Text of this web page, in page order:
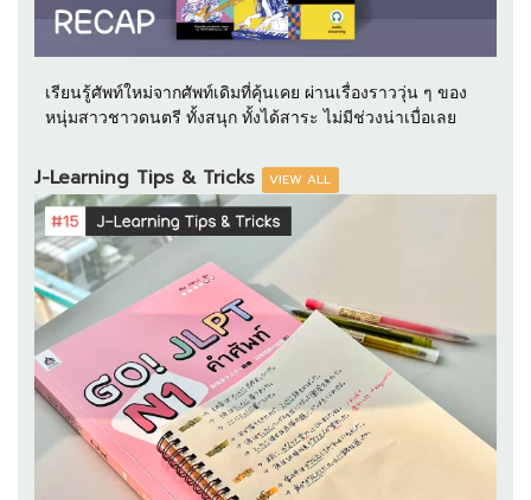
เรียนรู้ศัพท์ใหม่จากศัพท์เดิมที่คุ้นเคย ผ่านเรื่องราววุ่น ๆ ของ
หนุ่มสาวชาวดนตรี ทั้งสนุก ทั้งได้สาระ ไม่มีช่วงน่าเบื่อเลย
J-Learning Tips & Tricks VIEW ALL